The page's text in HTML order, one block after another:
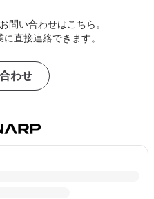
問い合わせはこちら。
直接連絡できます。
わせ